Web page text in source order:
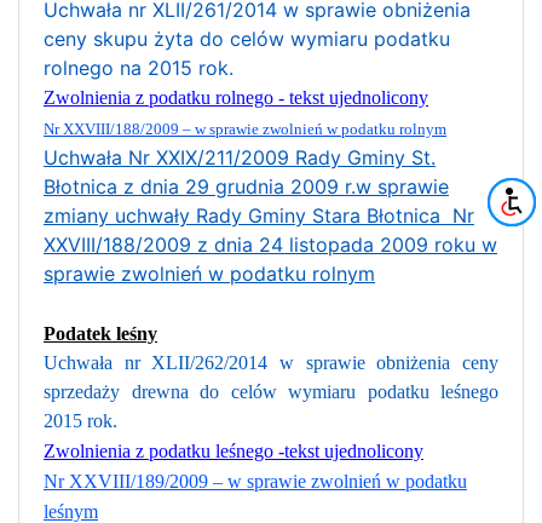
Uchwała nr XLII/261/2014 w sprawie obniżenia
ceny skupu żyta do celów wymiaru podatku
rolnego na 2015 rok.
Zwolnienia z podatku rolnego - tekst ujednolicony
NrXXVIII/188/2009 – w sprawie zwolnień w podatku rolnym
Uchwała Nr XXIX/211/2009 Rady Gminy St.
Błotnica z dnia 29 grudnia 2009 r.w sprawie
zmiany uchwały Rady Gminy Stara Błotnica Nr
XXVIII/188/2009 z dnia 24 listopada 2009 roku w
sprawie zwolnień w podatku rolnym
Podatek leśny
Uchwała nr XLII/262/2014 w sprawie obniżenia ceny
sprzedaży drewna do celów wymiaru podatku leśnego
2015 rok.
Zwolnienia z podatku leśnego -tekst ujednolicony
Nr XXVIII/189/2009 – w sprawie zwolnień w podatku
leśnym